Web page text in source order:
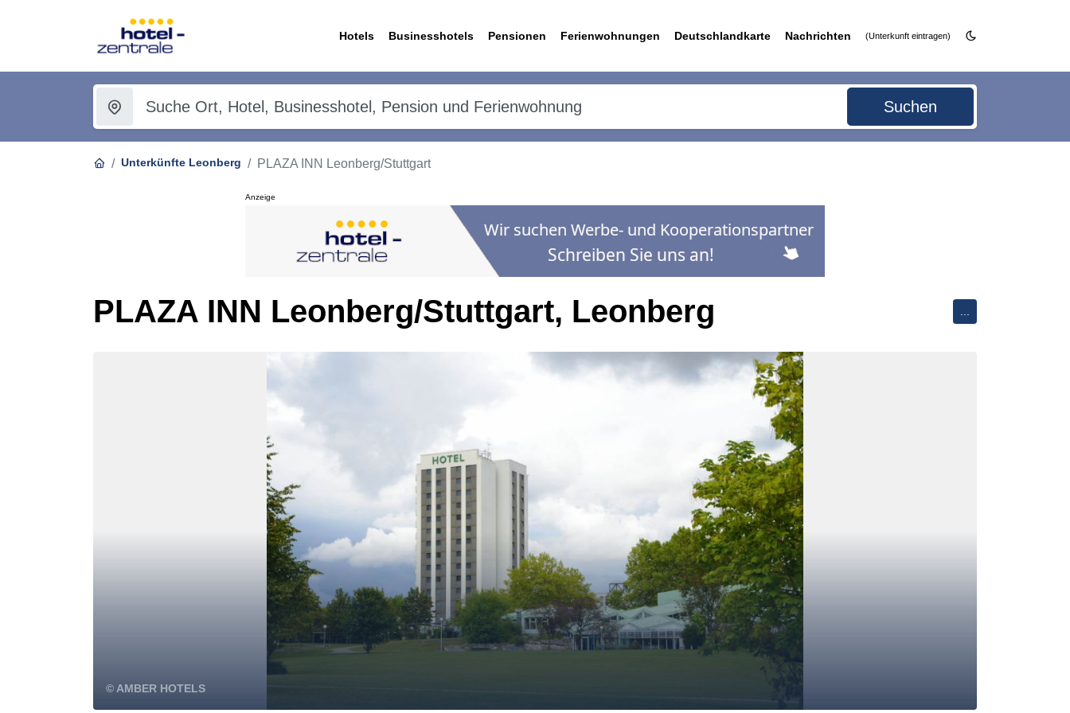
Hotels Businesshotels Pensionen Ferienwohnungen Deutschlandkarte Nachrichten (Unterkunft eintragen)
Suchen
Unterkünfte Leonberg PLAZA INN Leonberg/Stuttgart
Anzeige
PLAZA INN Leonberg/Stuttgart, Leonberg
© AMBER HOTELS